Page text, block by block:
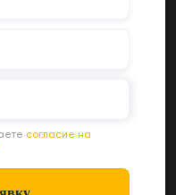
согласие на